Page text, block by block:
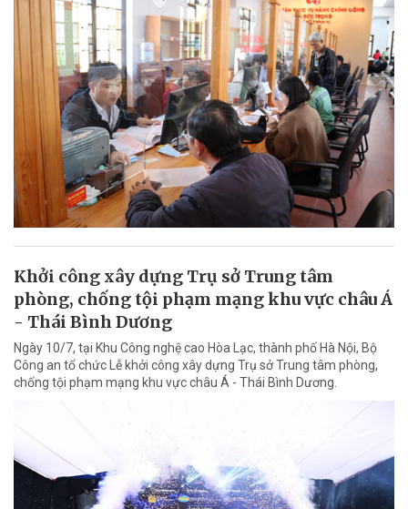
Khởi công xây dựng Trụ sở Trung tâm
phòng, chống tội phạm mạng khu vực châu Á
- Thái Bình Dương
Ngày 10/7, tại Khu Công nghệ cao Hòa Lạc, thành phố Hà Nội, Bộ
Công an tổ chức Lễ khởi công xây dựng Trụ sở Trung tâm phòng,
chống tội phạm mạng khu vực châu Á - Thái Bình Dương.